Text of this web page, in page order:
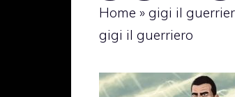
Home » gigi il
gigi il guerriero